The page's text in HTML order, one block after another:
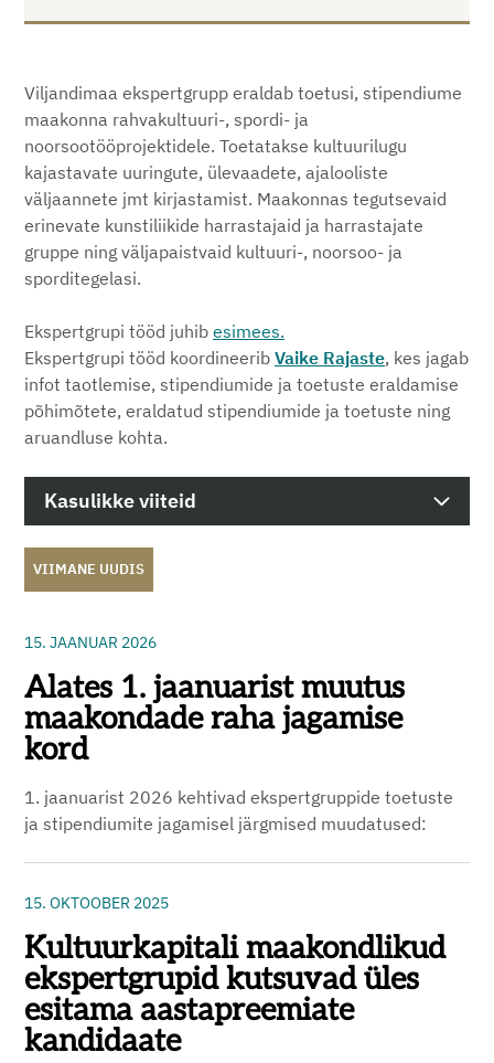
Viljandimaa ekspertgrupp eraldab toetusi, stipendiume
maakonna rahvakultuuri-, spordi- ja
noorsootööprojektidele. Toetatakse kultuurilugu
kajastavate uuringute, ülevaadete, ajalooliste
väljaannete jmt kirjastamist. Maakonnas tegutsevaid
erinevate kunstiliikide harrastajaid ja harrastajate
gruppe ning väljapaistvaid kultuuri-, noorsoo- ja
sporditegelasi.
Ekspertgrupi tööd juhib esimees.
Ekspertgrupi tööd koordineerib Vaike Rajaste, kes jagab
infot taotlemise, stipendiumide ja toetuste eraldamise
põhimõtete, eraldatud stipendiumide ja toetuste ning
aruandluse kohta.
Kasulikke viiteid
VIIMANE UUDIS
15. JAANUAR 2026
Alates 1. jaanuarist muutus
maakondade raha jagamise
kord
1. jaanuarist 2026 kehtivad ekspertgruppide toetuste
ja stipendiumite jagamisel järgmised muudatused:
15. OKTOOBER 2025
Kultuurkapitali maakondlikud
ekspertgrupid kutsuvad üles
esitama aastapreemiate
kandidaate